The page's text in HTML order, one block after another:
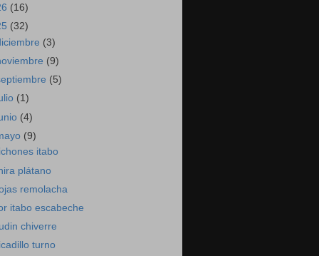
(16)
(32)
(3)
(9)
(5)
(1)
(4)
(9)
itabo
plátano
remolacha
itabo escabeche
chiverre
turno